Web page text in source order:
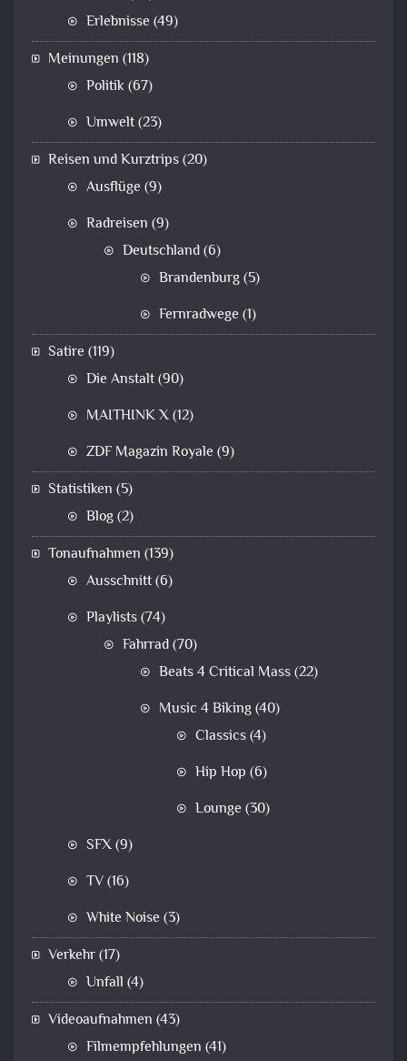
Erlebnisse (49)
Meinungen (118)
Politik(67)
Umwelt(23)
Reisen und Kurztrips(20)
Ausflüge (9)
Radreisen (9)
Deutschland(6)
Brandenburg(5)
Fernradwege (1)
Satire (119)
Die Anstalt(90)
MAITHINK X(12)
ZDF Magazin Royale (9)
Statistiken (5)
Blog(2)
Tonaufnahmen (139)
Ausschnitt(6)
Playlists(74)
Fahrrad(70)
Beats 4 Critical Mass(22)
Music 4 Biking(40)
Classics(4)
Hip Hop (6)
Lounge (30)
SFX(9)
TV(16)
White Noise (3)
Verkehr(17)
Unfall (4)
Videoaufnahmen (43)
Filmempfehlungen (41)